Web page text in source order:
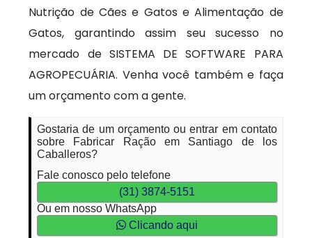
Nutrição de Cães e Gatos e Alimentação de
Gatos, garantindo assim seu sucesso no
mercado de SISTEMA DE SOFTWARE PARA
AGROPECUÁRIA. Venha você também e faça
um orçamento com a gente.
Gostaria de um orçamento ou entrar em contato
sobre Fabricar Ração em Santiago de los
Caballeros?
Fale conosco pelo telefone
(31) 3874-5151
Ou em nosso WhatsApp
Clicando aqui